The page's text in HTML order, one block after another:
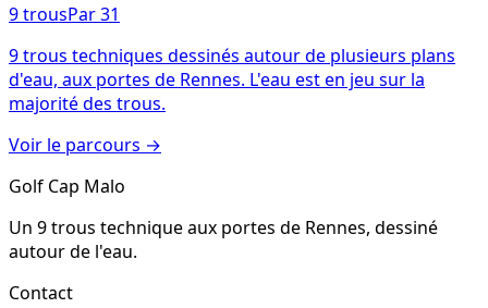
9trousPar31
9 trous techniques dessinés autour de plusieurs plans
d'eau, aux portes de Rennes. L'eau est en jeu sur la
majorité des trous.
Voir le parcours →
Golf Cap Malo
Un 9 trous technique aux portes de Rennes, dessiné
autour de l'eau.
Contact